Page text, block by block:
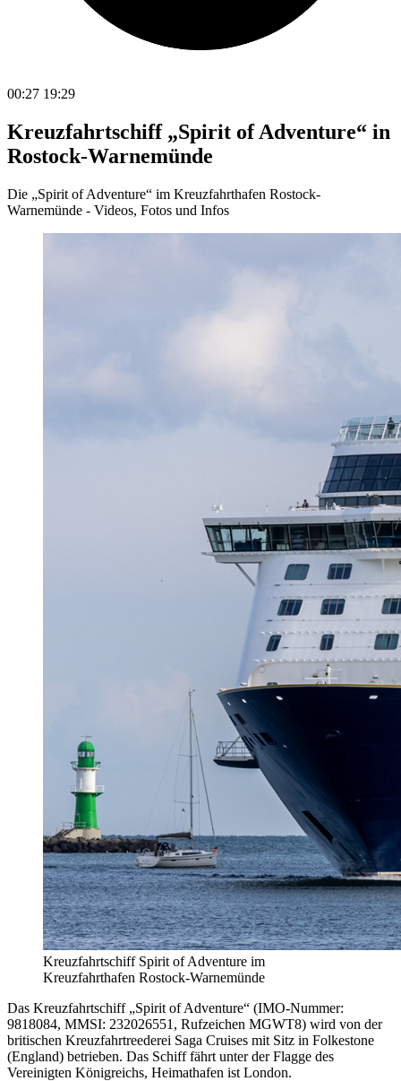
00:27 19:29
Kreuzfahrtschiff „Spirit of Adventure“ in
Rostock-Warnemünde
Die „Spirit of Adventure“ im Kreuzfahrthafen Rostock-
Warnemünde - Videos, Fotos und Infos
Kreuzfahrtschiff Spirit of Adventure im
Kreuzfahrthafen Rostock-Warnemünde
Das Kreuzfahrtschiff „Spirit of Adventure“ (IMO-Nummer:
9818084, MMSI: 232026551, Rufzeichen MGWT8) wird von der
britischen Kreuzfahrtreederei Saga Cruises mit Sitz in Folkestone
(England) betrieben. Das Schiff fährt unter der Flagge des
Vereinigten Königreichs, Heimathafen ist London.